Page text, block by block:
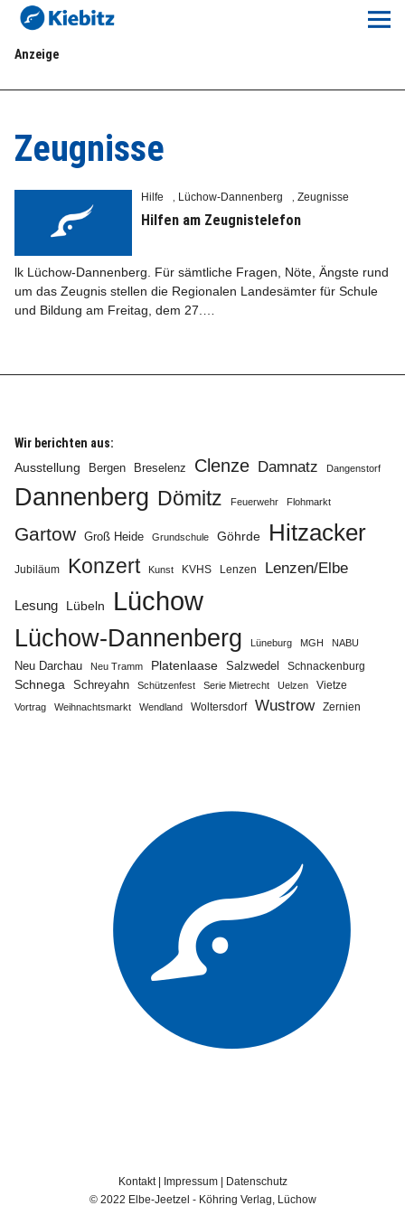
Kiebitz-Online
Veranstaltungskalender
Anzeigenpreise
Meine Region Online
Elbeflirt
Anzeige
Zeugnisse
Hilfe Lüchow-Dannenberg ,Zeugnisse
Hilfen am Zeugnistelefon
lk Lüchow-Dannenberg. Für sämtliche Fragen, Nöte, Ängste rund
um das Zeugnis stellen die Regionalen Landesämter für Schule
und Bildung am Freitag, dem 27.…
Wir berichten aus:
Ausstellung
Bergen Breselenz Clenze Damnatz Dangenstorf
Dannenberg Dömitz Feuerwehr Flohmarkt
Gartow Groß Heide Grundschule Göhrde Hitzacker
Jubiläum Konzert Kunst KVHS Lenzen Lenzen/Elbe
Lesung Lübeln Lüchow
Lüchow-Dannenberg Lüneburg MGH NABU
Neu Darchau Neu Tramm Platenlaase Salzwedel Schnackenburg
Schnega Schreyahn Schützenfest Serie Mietrecht Uelzen Vietze
Vortrag Weihnachtsmarkt Wendland Woltersdorf Wustrow Zernien
Kontakt| Impressum|
Datenschutz
© 2022 Elbe-Jeetzel - Köhring Verlag, Lüchow